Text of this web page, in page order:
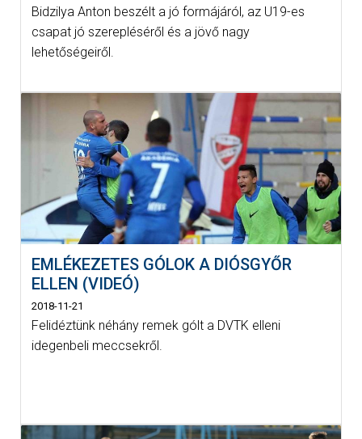
Bidzilya Anton beszélt a jó formájáról, az U19-es
csapat jó szerepléséről és a jövő nagy
lehetőségeiről.
EMLÉKEZETES GÓLOK A DIÓSGYŐR
ELLEN (VIDEÓ)
2018-11-21
Felidéztünk néhány remek gólt a DVTK elleni
idegenbeli meccsekről.